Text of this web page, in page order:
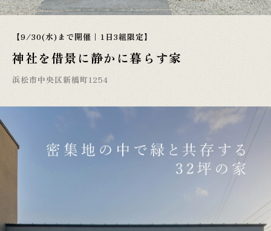
【9/30(水)まで開催｜1日3組限定】
神社を借景に静かに暮らす家
浜松市中央区新橋町1254